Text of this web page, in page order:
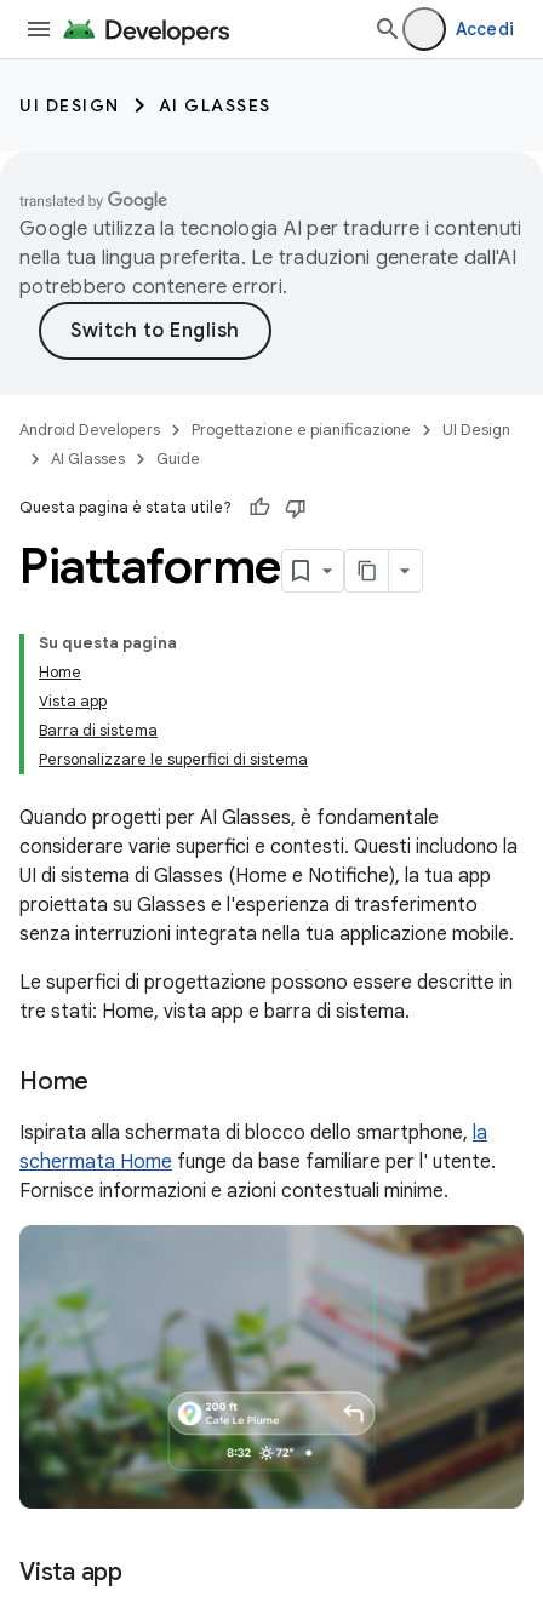
Accedi
UI DESIGN AI GLASSES
Google utilizza la tecnologia AI per tradurre i contenuti
nella tua lingua preferita. Le traduzioni generate dall'AI
potrebbero contenere errori.
Android Developers Progettazione e pianificazione
UI Design
AI Glasses
Guide
Questa pagina è stata utile?
Piattaforme
Su questa pagina
Home
Vista app
Barra di sistema
Personalizzare le superfici di sistema
Quando progetti per AI Glasses, è fondamentale
considerare varie superfici e contesti. Questi includono la
UI di sistema di Glasses (Home e Notifiche), la tua app
proiettata su Glasses e l'esperienza di trasferimento
senza interruzioni integrata nella tua applicazione mobile.
Le superfici di progettazione possono essere descritte in
tre stati: Home, vista app e barra di sistema.
Home
Ispirata alla schermata di blocco dello smartphone, la
schermata Home funge da base familiare per l' utente.
Fornisce informazioni e azioni contestuali minime.
Vista app